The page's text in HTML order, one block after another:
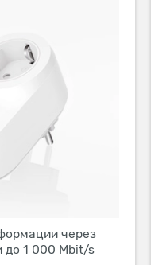
через
до 1 000 Mbit/s